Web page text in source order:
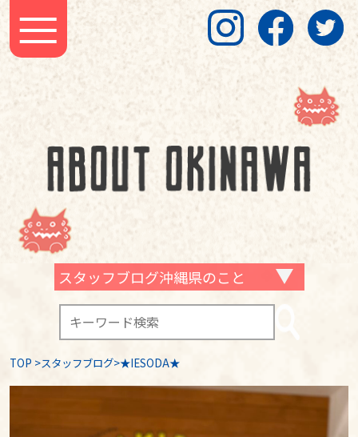
スタッフブログ沖縄県のこと
TOP >スタッフブログ>★IESODA★